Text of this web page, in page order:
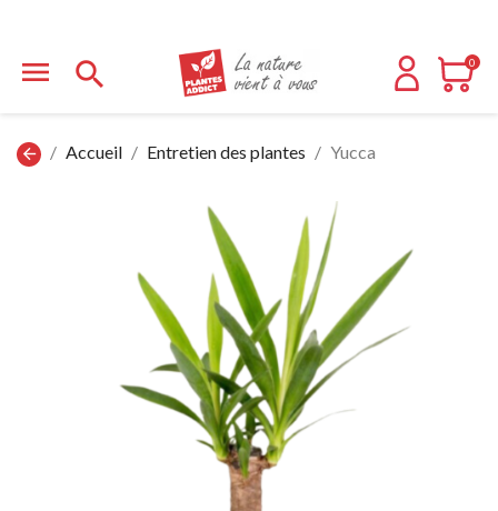
  0
arrow_back Accueil Entretien des plantes Yucca